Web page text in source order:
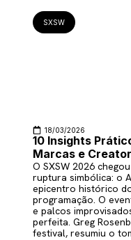
SXSW
18/03/2026
10 Insights
Marcas e
O SXSW 2026
ruptura simbólica: o
epicentro histórico
programação. O
e palcos
perfeita. Greg
festival, resumiu o